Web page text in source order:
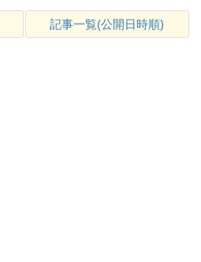
記事一覧(公開日時順)